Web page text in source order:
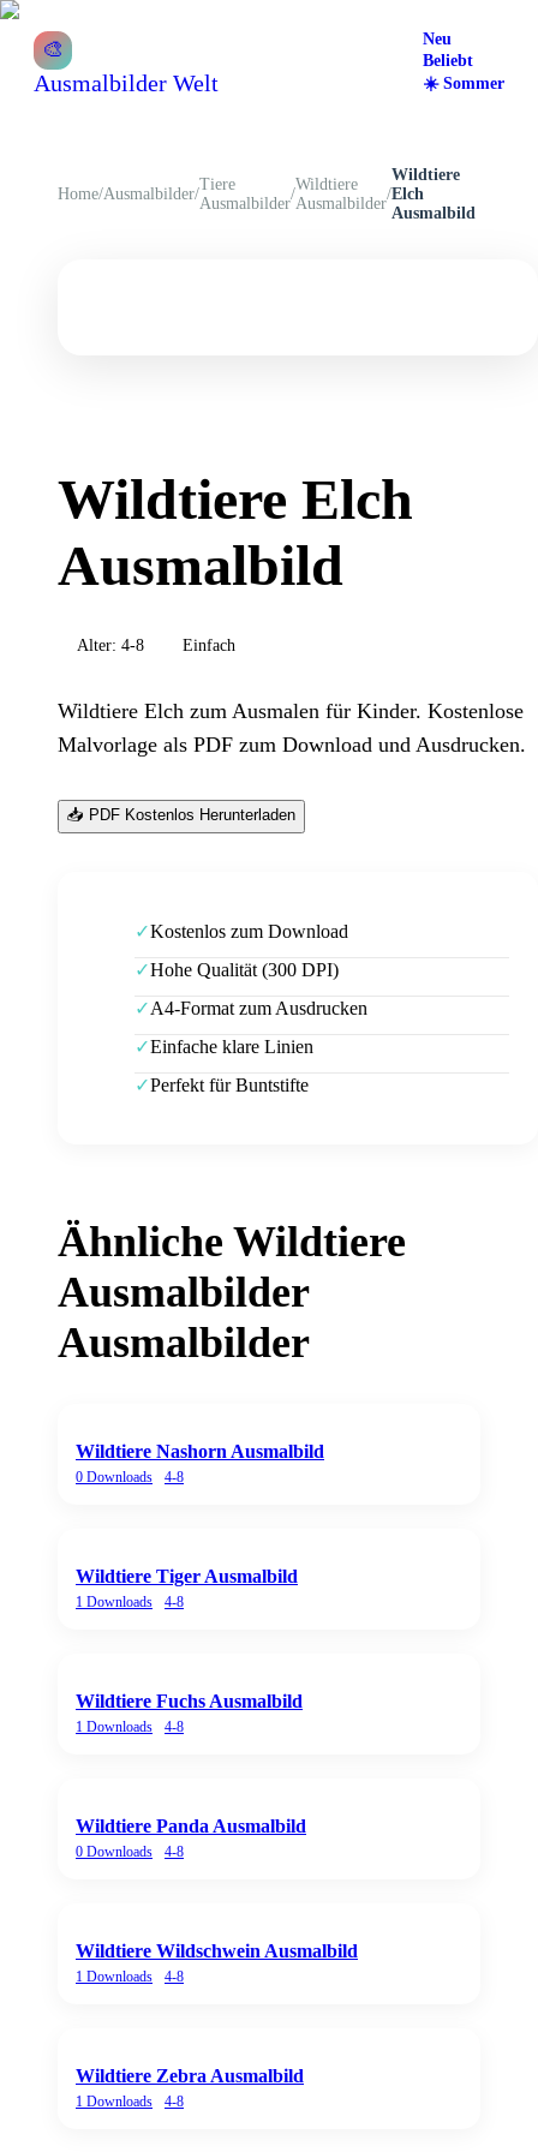
🎨
Ausmalbilder Welt
Neu
Beliebt
☀️ Sommer
Home/Ausmalbilder/
Tiere
Ausmalbilder
/
Wildtiere
Ausmalbilder
/
Wildtiere
Elch
Ausmalbild
Wildtiere Elch
Ausmalbild
Alter: 4-8 Einfach
Wildtiere Elch zum Ausmalen für Kinder. Kostenlose
Malvorlage als PDF zum Download und Ausdrucken.
📥 PDF Kostenlos Herunterladen
✓Kostenlos zum Download
✓Hohe Qualität (300 DPI)
✓A4-Format zum Ausdrucken
✓Einfache klare Linien
✓Perfekt für Buntstifte
Ähnliche Wildtiere
Ausmalbilder
Ausmalbilder
Wildtiere Nashorn Ausmalbild
0 Downloads 4-8
Wildtiere Tiger Ausmalbild
1 Downloads 4-8
Wildtiere Fuchs Ausmalbild
1 Downloads 4-8
Wildtiere Panda Ausmalbild
0 Downloads 4-8
Wildtiere Wildschwein Ausmalbild
1 Downloads 4-8
Wildtiere Zebra Ausmalbild
1 Downloads 4-8